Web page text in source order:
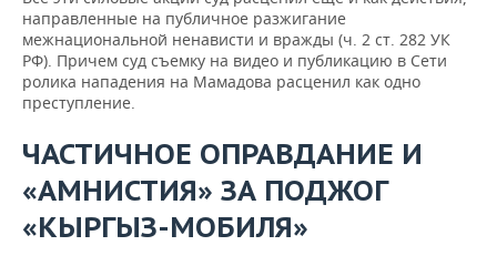
направленные на публичное разжигание
межнациональной ненависти и вражды (ч. 2 ст. 282 УК
РФ). Причем суд съемку на видео и публикацию в Сети
ролика нападения на Мамадова расценил как одно
преступление.
ЧАСТИЧНОЕ ОПРАВДАНИЕ И
«АМНИСТИЯ» ЗА ПОДЖОГ
«КЫРГЫЗ-МОБИЛЯ»